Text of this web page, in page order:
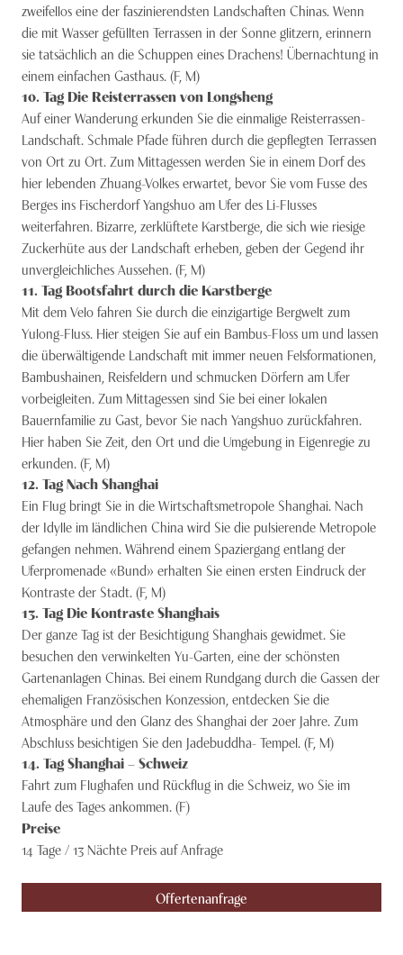
zweifellos eine der faszinierendsten Landschaften Chinas. Wenn
die mit Wasser gefüllten Terrassen in der Sonne glitzern, erinnern
sie tatsächlich an die Schuppen eines Drachens! Übernachtung in
einem einfachen Gasthaus. (F, M)
10. Tag Die Reisterrassen von Longsheng
Auf einer Wanderung erkunden Sie die einmalige Reisterrassen-
Landschaft. Schmale Pfade führen durch die gepflegten Terrassen
von Ort zu Ort. Zum Mittagessen werden Sie in einem Dorf des
hier lebenden Zhuang-Volkes erwartet, bevor Sie vom Fusse des
Berges ins Fischerdorf Yangshuo am Ufer des Li-Flusses
weiterfahren. Bizarre, zerklüftete Karstberge, die sich wie riesige
Zuckerhüte aus der Landschaft erheben, geben der Gegend ihr
unvergleichliches Aussehen. (F, M)
11. Tag Bootsfahrt durch die Karstberge
Mit dem Velo fahren Sie durch die einzigartige Bergwelt zum
Yulong-Fluss. Hier steigen Sie auf ein Bambus-Floss um und lassen
die überwältigende Landschaft mit immer neuen Felsformationen,
Bambushainen, Reisfeldern und schmucken Dörfern am Ufer
vorbeigleiten. Zum Mittagessen sind Sie bei einer lokalen
Bauernfamilie zu Gast, bevor Sie nach Yangshuo zurückfahren.
Hier haben Sie Zeit, den Ort und die Umgebung in Eigenregie zu
erkunden. (F, M)
12. TagNach Shanghai
Ein Flug bringt Sie in die Wirtschaftsmetropole Shanghai. Nach
der Idylle im ländlichen China wird Sie die pulsierende Metropole
gefangen nehmen. Während einem Spaziergang entlang der
Uferpromenade «Bund» erhalten Sie einen ersten Eindruck der
Kontraste der Stadt. (F, M)
13. Tag Die Kontraste Shanghais
Der ganze Tag ist der Besichtigung Shanghais gewidmet. Sie
besuchen den verwinkelten Yu-Garten, eine der schönsten
Gartenanlagen Chinas. Bei einem Rundgang durch die Gassen der
ehemaligen Französischen Konzession, entdecken Sie die
Atmosphäre und den Glanz des Shanghai der 20er Jahre. Zum
Abschluss besichtigen Sie den Jadebuddha- Tempel. (F, M)
14. TagShanghai – Schweiz
Fahrt zum Flughafen und Rückflug in die Schweiz, wo Sie im
Laufe des Tages ankommen. (F)
Preise
14 Tage / 13 Nächte Preis auf Anfrage
Offertenanfrage